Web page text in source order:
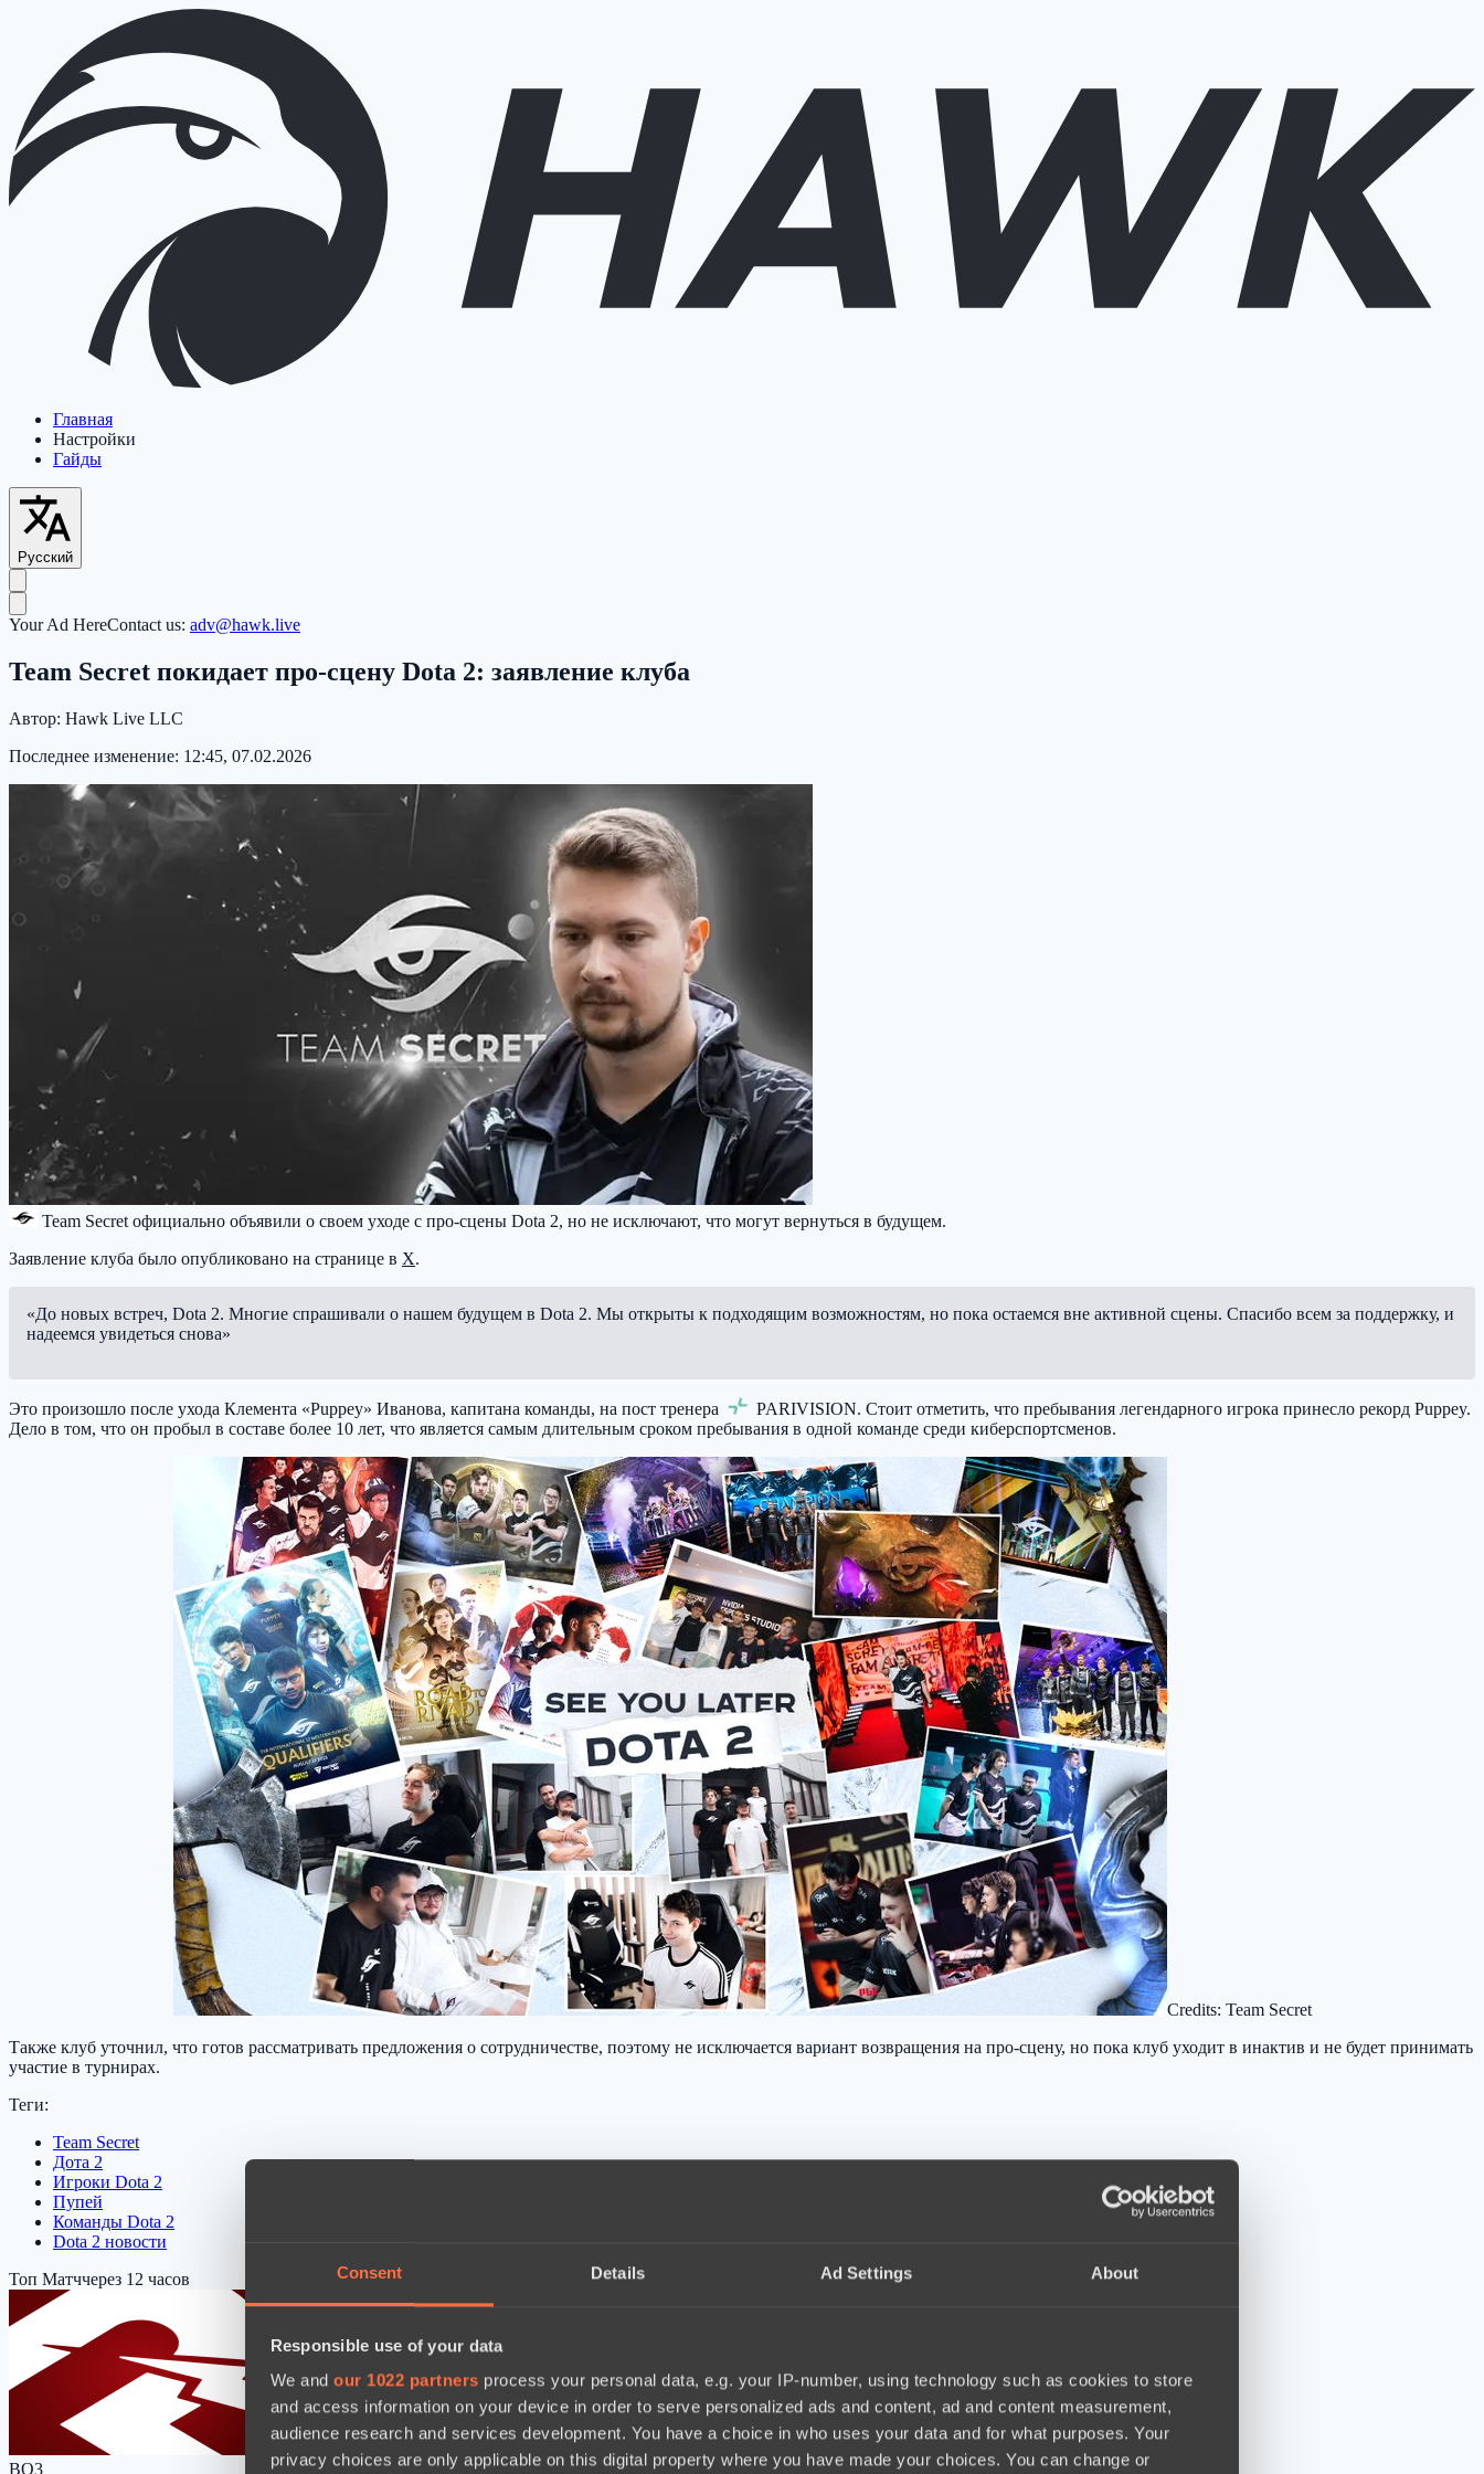
Consent Details Ad Settings About
Responsible use of your data
We and our 1022 partners process your personal data, e.g. your IP-number, using technology such as cookies to store
and access information on your device in order to serve personalized ads and content, ad and content measurement,
audience research and services development. You have a choice in who uses your data and for what purposes. Your
privacy choices are only applicable on this digital property where you have made your choices. You can change or
Главная
Настройки
Гайды
Русский
Your Ad HereContact us: adv@hawk.live
Team Secret покидает про-сцену Dota 2: заявление клуба
Автор: Hawk Live LLC
Последнее изменение: 12:45, 07.02.2026
Team Secret официально объявили о своем уходе с про-сцены Dota 2, но не исключают, что могут вернуться в будущем.
Заявление клуба было опубликовано на странице в X.
«До новых встреч, Dota 2. Многие спрашивали о нашем будущем в Dota 2. Мы открыты к подходящим возможностям, но пока остаемся вне активной сцены. Спасибо всем за поддержку, и
надеемся увидеться снова»
Это произошло после ухода Клемента «Puppey» Иванова, капитана команды, на пост тренера PARIVISION. Стоит отметить, что пребывания легендарного игрока принесло рекорд Puppey.
Дело в том, что он пробыл в составе более 10 лет, что является самым длительным сроком пребывания в одной команде среди киберспортсменов.
Credits: Team Secret
Также клуб уточнил, что готов рассматривать предложения о сотрудничестве, поэтому не исключается вариант возвращения на про-сцену, но пока клуб уходит в инактив и не будет принимать
участие в турнирах.
Теги:
Team Secret
Дота 2
Игроки Dota 2
Пупей
Команды Dota 2
Dota 2 новости
Топ Матччерез 12 часов
BO3